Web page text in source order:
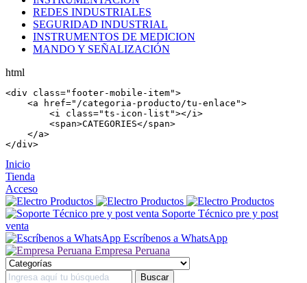
REDES INDUSTRIALES
SEGURIDAD INDUSTRIAL
INSTRUMENTOS DE MEDICION
MANDO Y SEÑALIZACIÓN
html
<div class="footer-mobile-item">
    <
a href="/categoria-producto/tu-enlace">
        <
i class="ts-icon-list"></i >
        <
span>CATEGORIES</span>
    </
a>
</div>
Inicio
Tienda
Acceso
Soporte Técnico pre y post
venta
Escríbenos a WhatsApp
Empresa Peruana